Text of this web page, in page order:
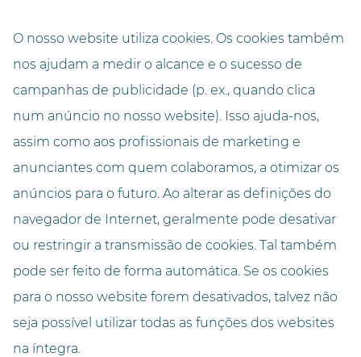
Equipamentos
instalados
3 500
2
O nosso website utiliza cookies. Os cookies também
nos ajudam a medir o alcance e o sucesso de
campanhas de publicidade (p. ex., quando clica
num anúncio no nosso website). Isso ajuda-nos,
assim como aos profissionais de marketing e
anunciantes com quem colaboramos, a otimizar os
anúncios para o futuro. Ao alterar as definições do
navegador de Internet, geralmente pode desativar
ou restringir a transmissão de cookies. Tal também
pode ser feito de forma automática. Se os cookies
para o nosso website forem desativados, talvez não
seja possível utilizar todas as funções dos websites
na íntegra.